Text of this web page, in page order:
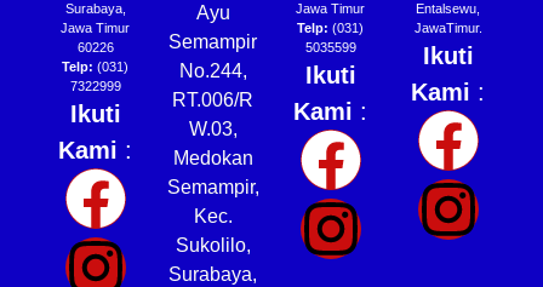
Surabaya,
Jawa Timur
60226
Telp: (031)
7322999
Ikuti
Kami :
Ayu
Semampir
No.244,
RT.006/R
W.03,
Medokan
Semampir,
Kec.
Sukolilo,
Surabaya,
Jawa Timur
Telp: (031)
5035599
Ikuti
Kami :
Entalsewu,
JawaTimur.
Ikuti
Kami :